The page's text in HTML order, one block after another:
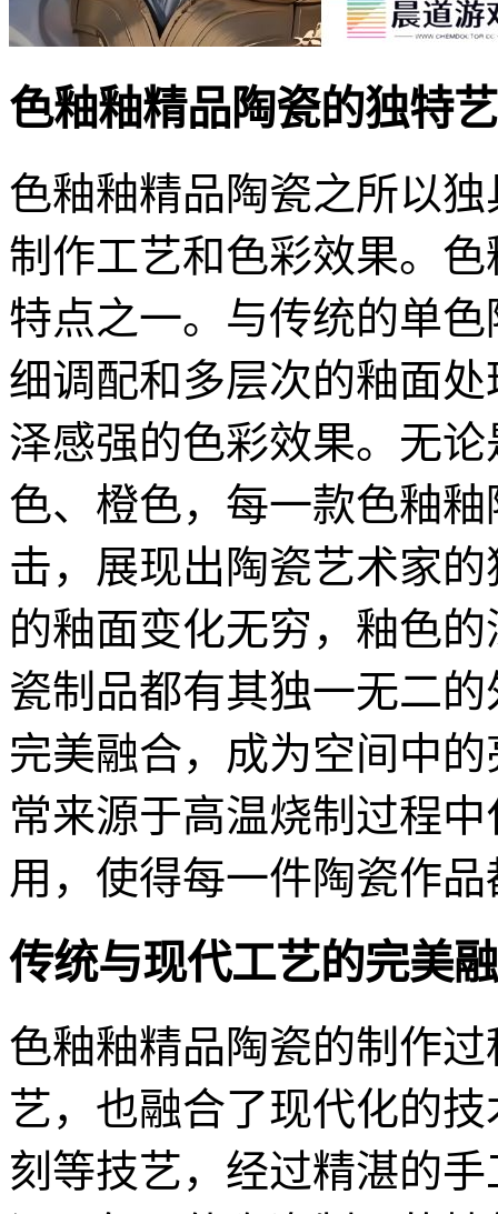
色釉釉精品陶瓷的独特
色釉釉精品陶瓷之所以
制作工艺和色彩效果。
特点之一。与传统的单
细调配和多层次的釉面
泽感强的色彩效果。无
色、橙色，每一款色釉
击，展现出陶瓷艺术家
的釉面变化无穷，釉色
瓷制品都有其独一无二
完美融合，成为空间中
常来源于高温烧制过程
用，使得每一件陶瓷作
传统与现代工艺的完美
色釉釉精品陶瓷的制作
艺，也融合了现代化的
刻等技艺，经过精湛的